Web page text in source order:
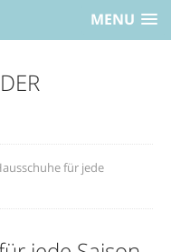
MENU
für jede